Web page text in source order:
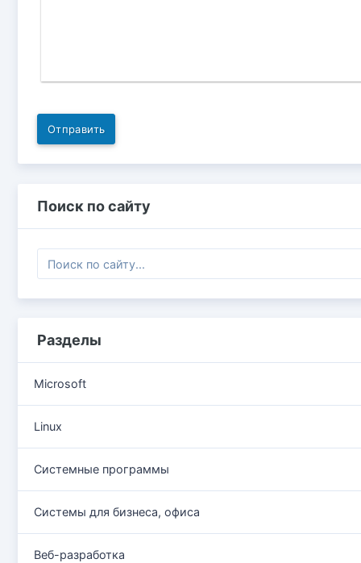
Отправить
Поиск по сайту
Разделы
Microsoft
Linux
Системные программы
Системы для бизнеса, офиса
Веб-разработка